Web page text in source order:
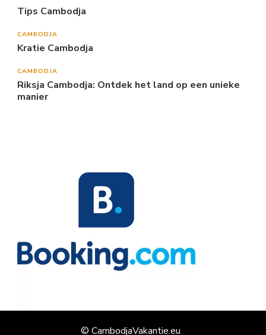
Tips Cambodja
CAMBODJA
Kratie Cambodja
CAMBODJA
Riksja Cambodja: Ontdek het land op een unieke
manier
© CambodjaVakantie.eu